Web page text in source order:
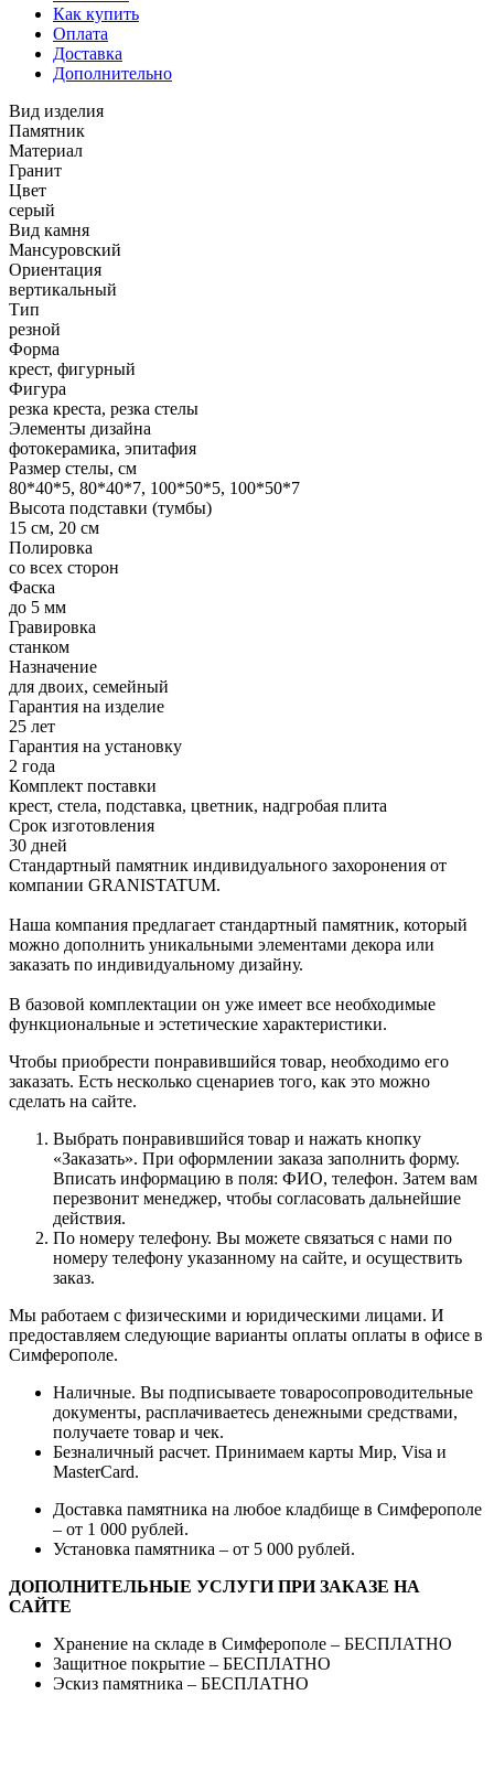
Как купить
Оплата
Доставка
Дополнительно
Вид изделия
Памятник
Материал
Гранит
Цвет
серый
Вид камня
Мансуровский
Ориентация
вертикальный
Тип
резной
Форма
крест, фигурный
Фигура
резка креста, резка стелы
Элементы дизайна
фотокерамика, эпитафия
Размер стелы, см
80*40*5, 80*40*7, 100*50*5, 100*50*7
Высота подставки (тумбы)
15 см, 20 см
Полировка
со всех сторон
Фаска
до 5 мм
Гравировка
станком
Назначение
для двоих, семейный
Гарантия на изделие
25 лет
Гарантия на установку
2 года
Комплект поставки
крест, стела, подставка, цветник, надгробая плита
Срок изготовления
30 дней
Стандартный памятник индивидуального захоронения от
компании GRANISTATUM.
Наша компания предлагает стандартный памятник, который
можно дополнить уникальными элементами декора или
заказать по индивидуальному дизайну.
В базовой комплектации он уже имеет все необходимые
функциональные и эстетические характеристики.
Чтобы приобрести понравившийся товар, необходимо его
заказать. Есть несколько сценариев того, как это можно
сделать на сайте.
Выбрать понравившийся товар и нажать кнопку
«Заказать». При оформлении заказа заполнить форму.
Вписать информацию в поля: ФИО, телефон. Затем вам
перезвонит менеджер, чтобы согласовать дальнейшие
действия.
По номеру телефону. Вы можете связаться с нами по
номеру телефону указанному на сайте, и осуществить
заказ.
Мы работаем с физическими и юридическими лицами. И
предоставляем следующие варианты оплаты оплаты в офисе в
Симферополе.
Наличные. Вы подписываете товаросопроводительные
документы, расплачиваетесь денежными средствами,
получаете товар и чек.
Безналичный расчет. Принимаем карты Мир, Visa и
MasterCard.
Доставка памятника на любое кладбище в Симферополе
– от 1 000 рублей.
Установка памятника – от 5 000 рублей.
ДОПОЛНИТЕЛЬНЫЕ УСЛУГИ ПРИ ЗАКАЗЕ НА
САЙТЕ
Хранение на складе в Симферополе – БЕСПЛАТНО
Защитное покрытие – БЕСПЛАТНО
Эскиз памятника – БЕСПЛАТНО